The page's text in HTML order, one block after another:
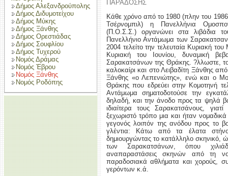
Δήμος Αλεξανδρούπολης
Δήμος Διδυμοτείχου
Δήμος Μύκης
Δήμος Ξάνθης
Δήμος Ορεστιάδας
Δήμος Σουφλίου
Δήμος Τυχερού
Νομός Δράμας
Νομός Έβρου
Νομός Ξάνθης
Νομός Ροδόπης
ΠΑΡΑΔΟΣΗΣ
Κάθε χρόνο από το 1980 (πλην του
Τσέρνομπιλ) η Πανελλήνια
(Π.Ο.Σ.Σ.) οργανώνει στα λιβάδια
Πανελλήνιο Αντάμωμα των
2004 τελείτο την τελευταία Κυριακή
Κυριακή του Ιουνίου, δυναμική
Σαρακατσάνων της Θράκης. ?λλωστε,
καλοκαίρι και στο Λειβαδίτη Ξάνθης
Ξάνθης «ο Λεπενιώτης», ενώ και ο
Θράκης που εδρεύει στην Κομοτηνή
Αντάμωμα σηματοδοτούσε την
δηλαδή, και την άνοδο προς τα ψηλά
ιδιαίτερα τους Σαρακατσάνους,
ξεχωριστό τρόπο μια και ήταν
γεγονός λοιπόν της ανόδου προς το
γλέντια: Κάτω από τα έλατα
δημιουργώντας το κατάλληλο σκηνικό,
των Σαρακατσάνων, όπου
αναπαραστάσεις σκηνών από τη
παραδοσιακά αθλήματα και χορούς,
γερόντων κ.ά.